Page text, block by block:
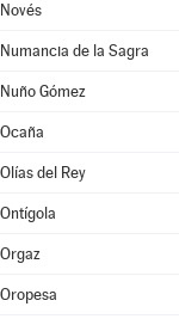
Novés
Numancia de la Sagra
Nuño Gómez
Ocaña
Olías del Rey
Ontígola
Orgaz
Oropesa